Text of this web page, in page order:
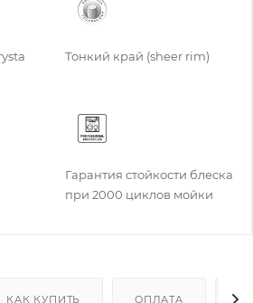
Тонкий край (sheer rim)
Гарантия стойкости блеска
при 2000 циклов мойки
КАК КУПИТЬ ОПЛАТА